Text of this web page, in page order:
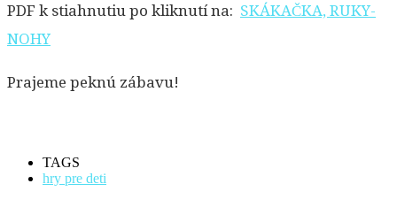
PDF k stiahnutiu po kliknutí na: SKÁKAČKA, RUKY-
NOHY
Prajeme peknú zábavu!
TAGS
hry pre deti